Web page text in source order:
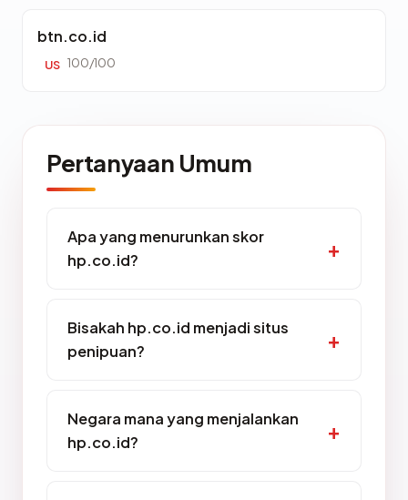
btn.co.id
US 100/100
Pertanyaan Umum
Apa yang menurunkan skor
hp.co.id?
Bisakah hp.co.id menjadi situs
penipuan?
Negara mana yang menjalankan
hp.co.id?